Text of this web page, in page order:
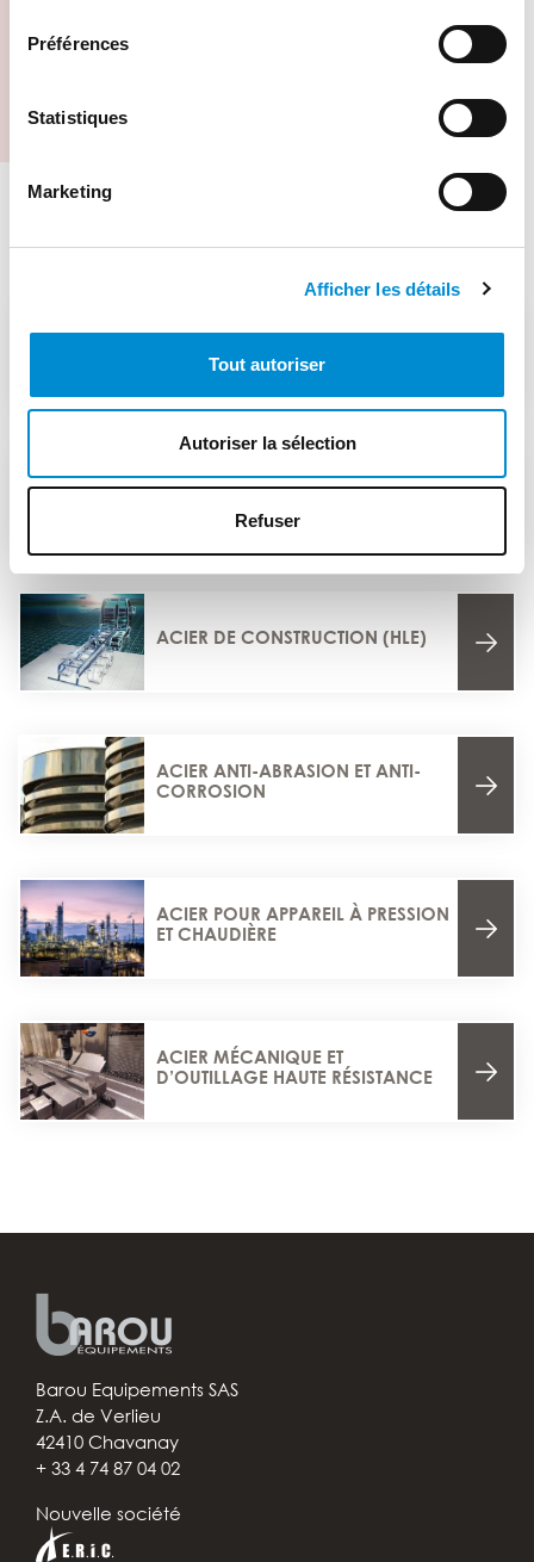
Préférences
Statistiques
Marketing
Afficher les détails
Tout autoriser
Autoriser la sélection
Refuser
Fiche produit BAR Mn
ACIER RECHARGÉ
ACIER DE CONSTRUCTION (HLE)
ACIER ANTI-ABRASION ET ANTI-
CORROSION
ACIER POUR APPAREIL À PRESSION
ET CHAUDIÈRE
ACIER MÉCANIQUE ET
D’OUTILLAGE HAUTE RÉSISTANCE
Barou Equipements SAS
Z.A. de Verlieu
42410 Chavanay
+ 33 4 74 87 04 02
Nouvelle société